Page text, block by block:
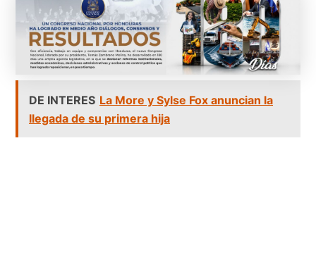
DE INTERES La More y Sylse Fox anuncian la
llegada de su primera hija